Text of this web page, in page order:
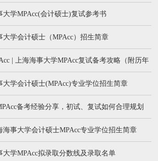
大学MPAcc(会计硕士)复试参考书
大学会计硕士（MPAcc）招生简章
| 上海海事大学MPAcc复试备考攻略（附历年
大学会计硕士(MPAcc)专业学位招生简章
备考经验分享，初试、复试如何合理规划
海事大学会计硕士MPAcc专业学位招生简章
大学MPAcc拟录取分数线及录取名单